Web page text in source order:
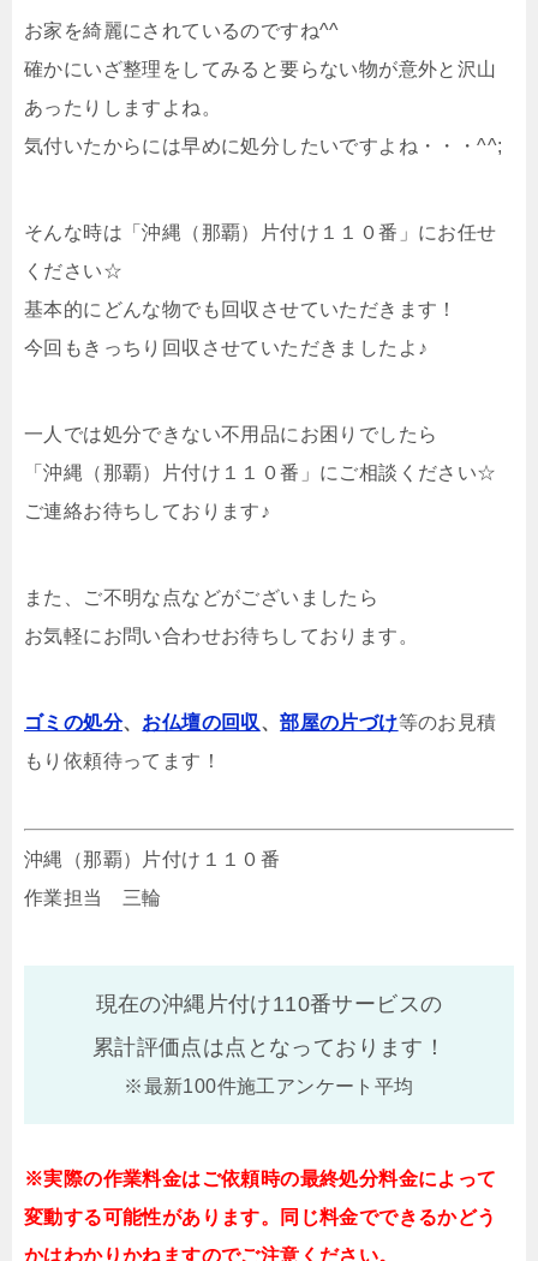
お家を綺麗にされているのですね^^
確かにいざ整理をしてみると要らない物が意外と沢山
あったりしますよね。
気付いたからには早めに処分したいですよね・・・^^;
そんな時は「沖縄（那覇）片付け１１０番」にお任せ
ください☆
基本的にどんな物でも回収させていただきます！
今回もきっちり回収させていただきましたよ♪
一人では処分できない不用品にお困りでしたら
「沖縄（那覇）片付け１１０番」にご相談ください☆
ご連絡お待ちしております♪
また、ご不明な点などがございましたら
お気軽にお問い合わせお待ちしております。
ゴミの処分、 お仏壇の回収、部屋の片づけ等のお見積
もり依頼待ってます！
沖縄（那覇）片付け１１０番
作業担当 三輪
現在の沖縄片付け110番サービスの
累計評価点は点となっております！
※最新100件施工アンケート平均
※実際の作業料金はご依頼時の最終処分料金によって
変動する可能性があります。同じ料金でできるかどう
かはわかりかねますのでご注意ください。